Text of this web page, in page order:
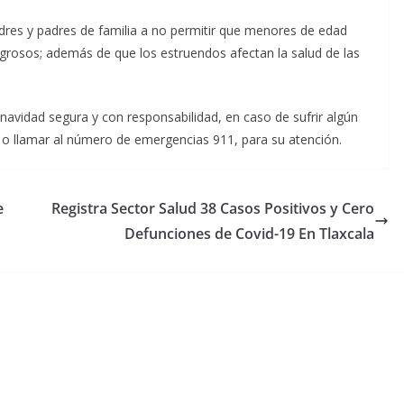
y padres de familia a no permitir que menores de edad
además de que los estruendos afectan la salud de las
segura y con responsabilidad, en caso de sufrir algún
llamar al número de emergencias 911, para su atención.
Registra Sector Salud 38 Casos Positivos y Cero
Defunciones de Covid-19 En Tlaxcala